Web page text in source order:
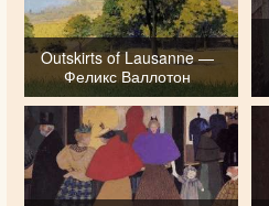
Outskirts of Lausanne —
Феликс Валлотон